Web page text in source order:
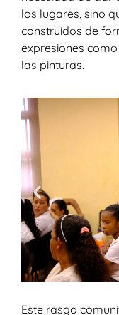
los lugares, sino
construidos de
expresiones
las pinturas.
Este rasgo